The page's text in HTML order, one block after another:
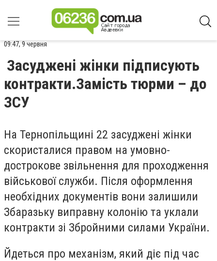
09:47, 9 червня
Засуджені жінки підписують
контракти.Замість тюрми – до
ЗСУ
На Тернопільщині 22 засуджені жінки
скористалися правом на умовно-
дострокове звільнення для проходження
військової служби. Після оформлення
необхідних документів вони залишили
Збаразьку виправну колонію та уклали
контракти зі Збройними силами України.
Йдеться про механізм, який діє під час